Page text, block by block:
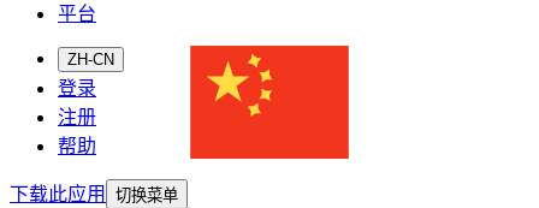
平台
ZH-CN
登录
注册
帮助
下载此应用
切换菜单